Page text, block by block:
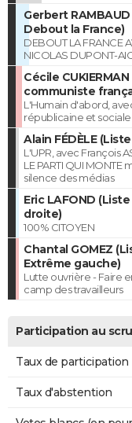
Gerbert
Debout la France)
DEBOUT LA FRANCE
NICOLAS DUPONT-
Cécile
communiste
L'Humain d'abord,
républicaine et sociale
Alain FÉDÈLE
L'UPR, avec François
LE PARTI QUI MONTE
silence des médias
Eric LAFOND
droite)
100% CITOYEN
Chantal GOMEZ
Extrême gauche)
Lutte ouvrière - Faire
camp des travailleurs
Participation au
Taux de participation
Taux d'abstention